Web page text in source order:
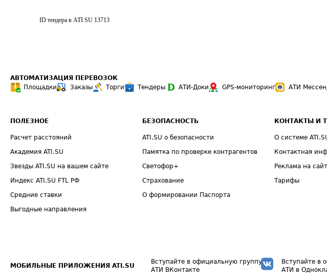
ID тендера в ATI.SU 13713
АВТОМАТИЗАЦИЯ ПЕРЕВОЗОК
Площадки
Заказы Торги Тендеры АТИ-Доки GPS-мониторинг АТИ
ПОЛЕЗНОЕ
Расчет расстояний
Академия ATI.SU
Звезды ATI.SU на вашем сайте
Индекс ATI.SU FTL РФ
Средние ставки
Выгодные направления
БЕЗОПАСНОСТЬ
ATI.SU о безопасности
Памятка по проверке контрагентов
Светофор+
Страхование
О формировании Паспорта
КОНТАКТЫ И
О системе
Контактная
Реклама на
Тарифы
МОБИЛЬНЫЕ ПРИЛОЖЕНИЯ ATI.SU
Вступайте в официальную группу
АТИ ВКонтакте
Вступайте в
АТИ в